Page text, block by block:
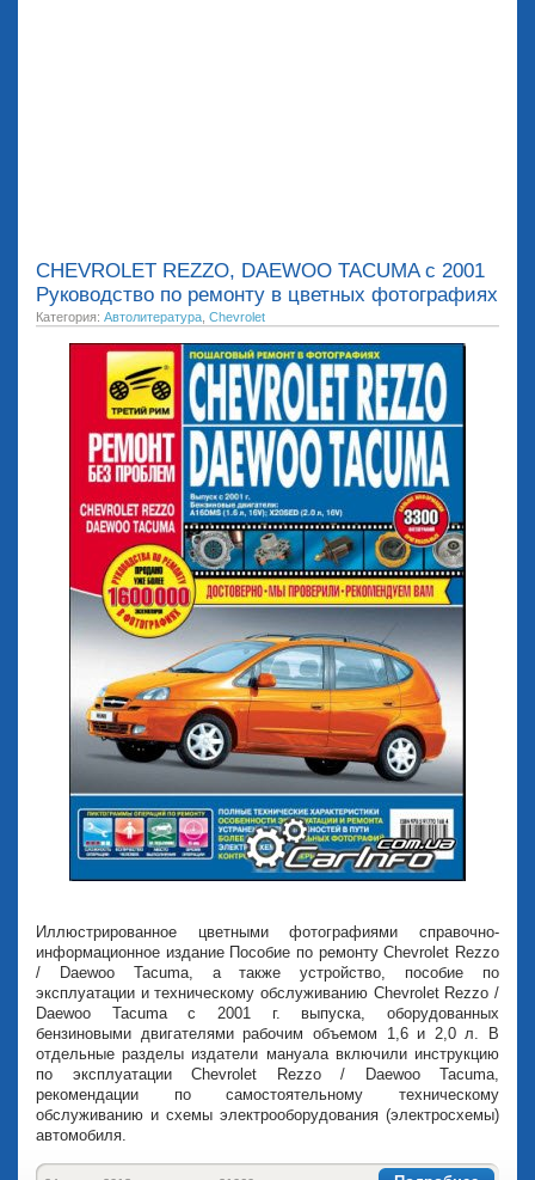
CHEVROLET REZZO, DAEWOO TACUMA с 2001
Руководство по ремонту в цветных фотографиях
Категория: Автолитература Chevrolet
Иллюстрированное цветными фотографиями справочно-
информационное издание Пособие по ремонту Chevrolet Rezzo
/ Daewoo Tacuma, а также устройство, пособие по
эксплуатации и техническому обслуживанию Chevrolet Rezzo /
Daewoo Tacuma с 2001 г. выпуска, оборудованных
бензиновыми двигателями рабочим объемом 1,6 и 2,0 л. В
отдельные разделы издатели мануала включили инструкцию
по эксплуатации Chevrolet Rezzo / Daewoo Tacuma,
рекомендации по самостоятельному техническому
обслуживанию и схемы электрооборудования (электросхемы)
автомобиля.